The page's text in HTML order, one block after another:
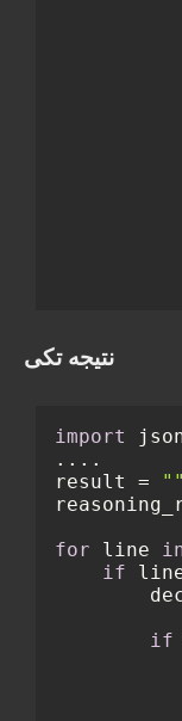
نتیجه تکی
import
....
result =
""
for line
if
if